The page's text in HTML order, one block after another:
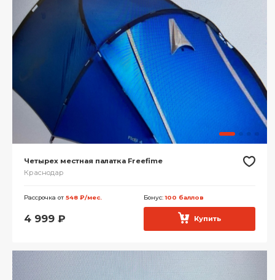
Четырех местная палатка Freefime
Краснодар
Рассрочка от 548 ₽/мес. Бонус:100 баллов
4 999 ₽ Купить